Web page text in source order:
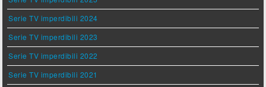
Serie TV imperdibili 2024
Serie TV imperdibili 2023
Serie TV imperdibili 2022
Serie TV imperdibili 2021